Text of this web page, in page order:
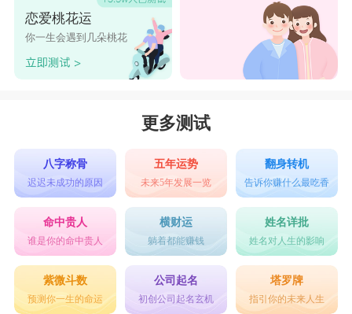
恋爱桃花运
你一生会遇到几朵桃花
更多测试
八字称骨
迟迟未成功的原因
五年运势
未来5年发展一览
翻身转机
告诉你赚什么最吃香
命中贵人
谁是你的命中贵人
横财运
躺着都能赚钱
姓名详批
姓名对人生的影响
紫微斗数
预测你一生的命运
公司起名
初创公司起名玄机
塔罗牌
指引你的未来人生